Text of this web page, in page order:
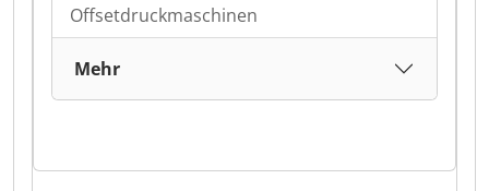
Offsetdruckmaschinen
Mehr